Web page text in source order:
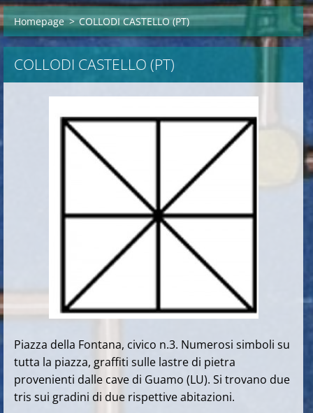
Homepage > COLLODI CASTELLO (PT)
COLLODI CASTELLO (PT)
Piazza della Fontana, civico n.3. Numerosi simboli su
tutta la piazza, graffiti sulle lastre di pietra
provenienti dalle cave di Guamo (LU). Si trovano due
tris sui gradini di due rispettive abitazioni.